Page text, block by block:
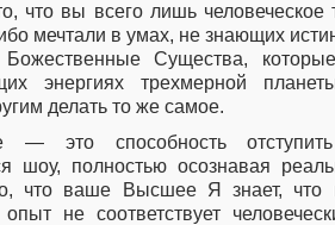
что вы всего лишь человеческое
мечтали в умах, не знающих
Существа,
энергиях трехмерной
делать то же самое.
— это способность
шоу, полностью осознавая
что ваше Высшее Я знает,
не соответствует